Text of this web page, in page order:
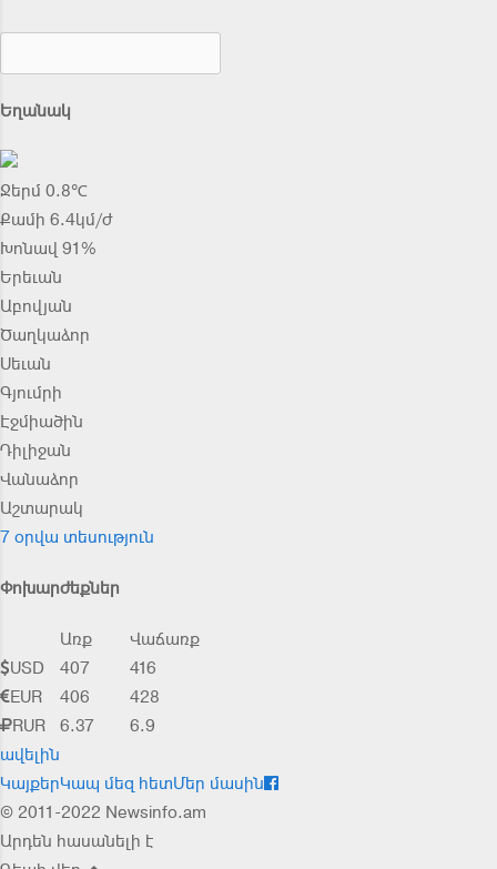
Եղանակ
Ջերմ 0.8℃
Քամի 6.4կմ/ժ
Խոնավ 91%
Երեւան
Աբովյան
Ծաղկաձոր
Սեւան
Գյումրի
Էջմիածին
Դիլիջան
Վանաձոր
Աշտարակ
7 օրվա տեսություն
Փոխարժեքներ
Առք
Վաճառք
USD
407
416
EUR
406
428
RUR
6.37
6.9
ավելին
ԿայքերԿապ մեզ հետՄեր մասին
© 2011-2022 Newsinfo.am
Արդեն հասանելի է